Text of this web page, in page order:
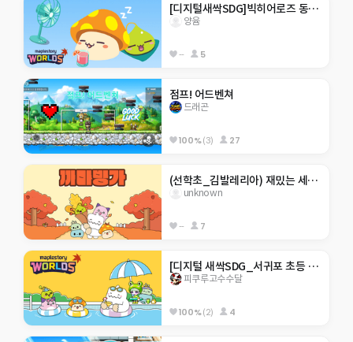
[디지털새싹SDG]빅히어로즈 동홍초 미래
양윰
-- 5
점프! 어드벤쳐
드래곤
100%(3) 27
(선학초_김발레리아) 재밌는 세계 여행 체험
unknown
-- 7
[디지털 새싹SDG_서귀포 초등 4기]히든 서귀포 아무도 못깨는 점프맵
피쿠루고수수달
100%(2) 4